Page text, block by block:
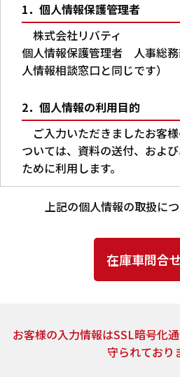
1．個人情報保護管理者
株式会社リバティ
個人情報保護管理者 人事総
人情報相談窓口と同じです）
2．個人情報の利用目的
ご入力いただきましたお客
ついては、資料の送付、およ
ために利用します。
3．第三者への提供
とはありません。
上記2.の利用目的の達成に
提供頂いた個人情報の取扱い
す。当社は、個人情報の取扱
上記の個人情報の取扱に
お客様の入力情報はSSL暗号化
守られており